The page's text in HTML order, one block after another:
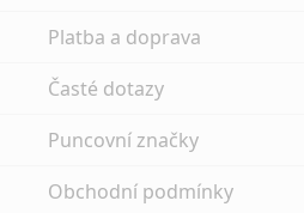
Platba a doprava
Časté dotazy
Puncovní značky
Obchodní podmínky